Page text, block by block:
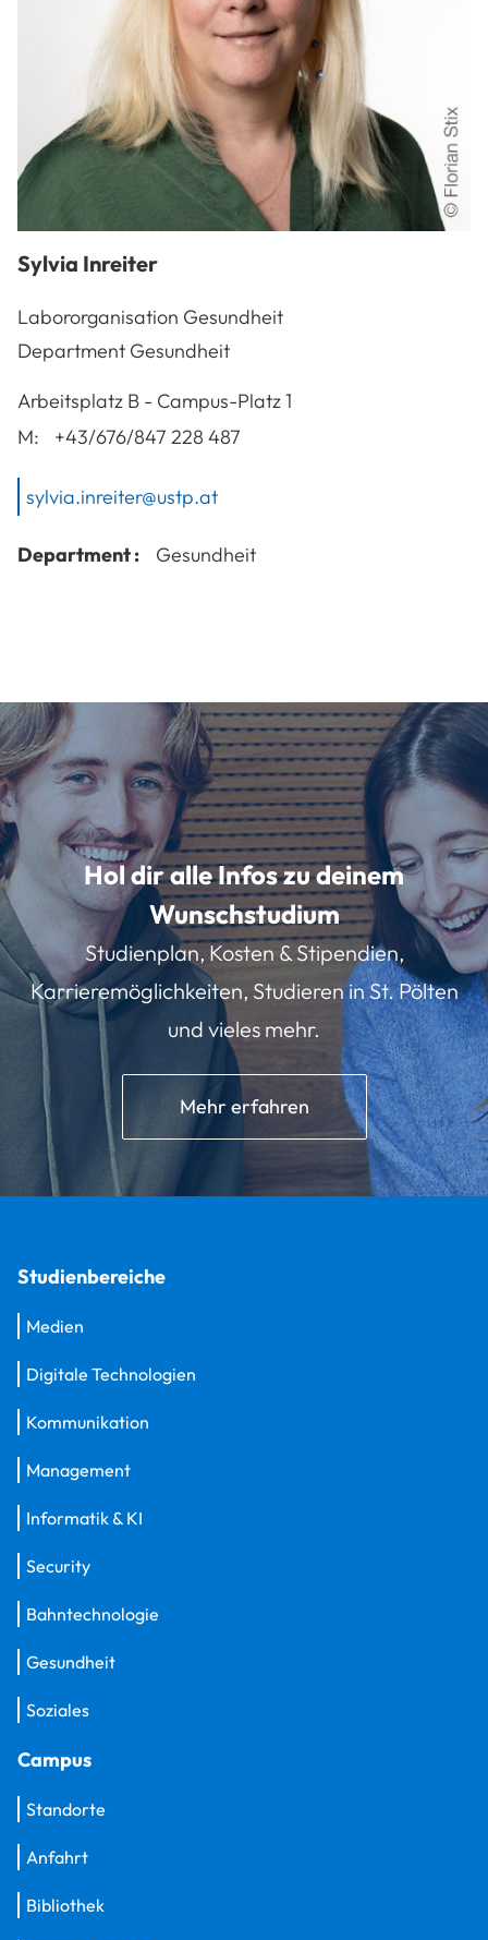
Sylvia Inreiter
Labororganisation Gesundheit
Department Gesundheit
Arbeitsplatz B - Campus-Platz 1
M:
+43/676/847 228 487
sylvia.inreiter@ustp.at
Department : Gesundheit
Hol dir alle Infos zu deinem
Wunschstudium
Studienplan, Kosten & Stipendien,
Karrieremöglichkeiten, Studieren in St. Pölten
und vieles mehr.
Mehr erfahren
Studienbereiche
Medien
Digitale Technologien
Kommunikation
Management
Informatik & KI
Security
Bahntechnologie
Gesundheit
Soziales
Campus
Standorte
Anfahrt
Bibliothek